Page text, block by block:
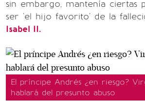
sin embargo, mantenía ciertas
ser 'el hijo favorito' de la
Isabel II.
El príncipe Andrés ¿en riesgo?
hablará del presunto abuso